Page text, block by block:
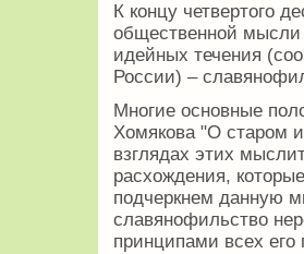
К концу четвертого
общественной мысли
идейных течения
России) –
Многие основные
Хомякова "О старом
взглядах этих
расхождения,
подчеркнем данную
славянофильство
принципами всех его